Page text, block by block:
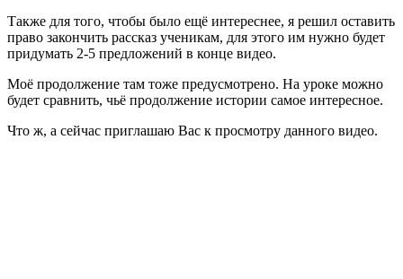
Также для того, чтобы было ещё интереснее, я решил оставить
право закончить рассказ ученикам, для этого им нужно будет
придумать 2-5 предложений в конце видео.
Моё продолжение там тоже предусмотрено. На уроке можно
будет сравнить, чьё продолжение истории самое интересное.
Что ж, а сейчас приглашаю Вас к просмотру данного видео.